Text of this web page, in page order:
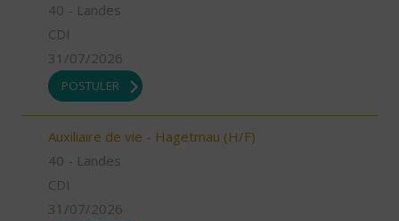
40 - Landes
CDI
31/07/2026
POSTULER
Auxiliaire de vie - Hagetmau (H/F)
40 - Landes
CDI
31/07/2026